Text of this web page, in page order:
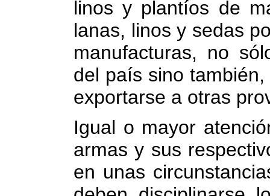
linos y plantíos de
lanas, linos y sedas
manufacturas, no
del país sino
exportarse a otras
Igual o mayor
armas y sus
en unas